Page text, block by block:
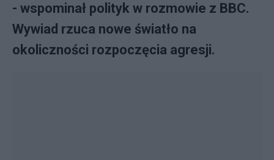
- wspominał polityk w rozmowie z BBC.
Wywiad rzuca nowe światło na
okoliczności rozpoczęcia agresji.